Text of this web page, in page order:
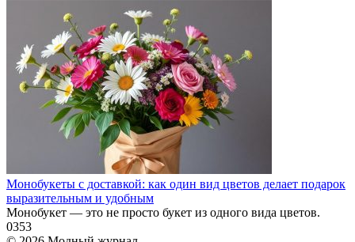
Монобукеты с доставкой: как один вид цветов делает подарок
выразительным и удобным
Монобукет — это не просто букет из одного вида цветов.
0353